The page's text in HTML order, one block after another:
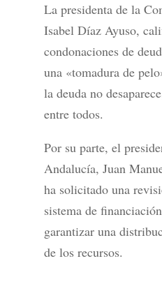
La presidenta de la
Isabel Díaz Ayuso,
condonaciones de
una «tomadura de
la deuda no
entre todos.
Por su parte, el
Andalucía, Juan
ha solicitado una
sistema de
garantizar una
de los recursos.